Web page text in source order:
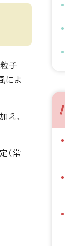
子
によ
、
（常